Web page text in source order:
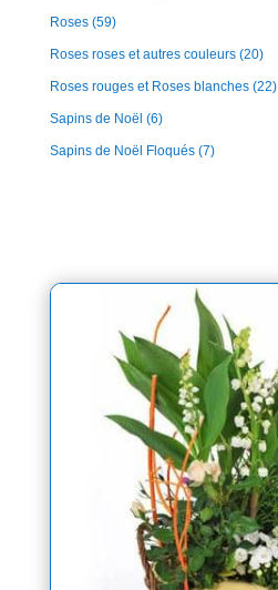
Roses (59)
Roses roses et autres couleurs (20)
Roses rouges et Roses blanches (22)
Sapins de Noël (6)
Sapins de Noël Floqués (7)